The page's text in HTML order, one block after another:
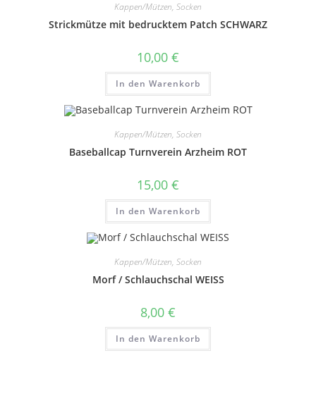
Kappen/Mützen, Socken
Strickmütze mit bedrucktem Patch SCHWARZ
10,00 €
In den Warenkorb
Kappen/Mützen, Socken
Baseballcap Turnverein Arzheim ROT
15,00 €
In den Warenkorb
Kappen/Mützen, Socken
Morf / Schlauchschal WEISS
8,00 €
In den Warenkorb